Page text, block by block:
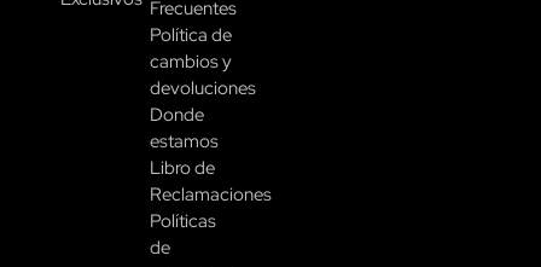
Frecuentes
Política de
cambios y
devoluciones
Donde
estamos
Libro de
Reclamaciones
Políticas
de